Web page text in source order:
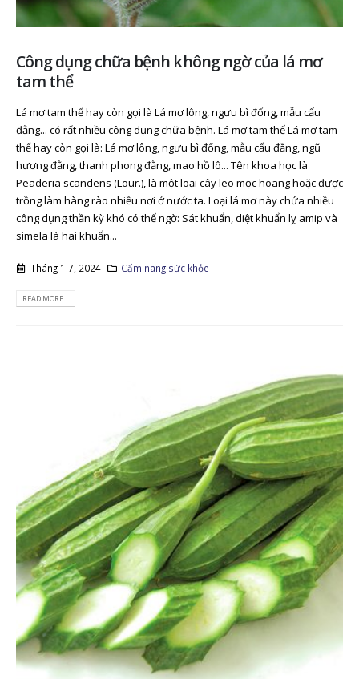
Công dụng chữa bệnh không ngờ của lá mơ
tam thể
Lá mơ tam thể hay còn gọi là Lá mơ lông, ngưu bì đống, mẫu cẩu
đằng... có rất nhiều công dụng chữa bệnh. Lá mơ tam thể Lá mơ tam
thể hay còn gọi là: Lá mơ lông, ngưu bì đống, mẫu cẩu đằng, ngũ
hương đằng, thanh phong đằng, mao hồ lô... Tên khoa học là
Peaderia scandens (Lour.), là một loại cây leo mọc hoang hoặc được
trồng làm hàng rào nhiều nơi ở nước ta. Loại lá mơ này chứa nhiều
công dụng thần kỳ khó có thể ngờ: Sát khuẩn, diệt khuẩn lỵ amip và
simela là hai khuẩn...
Tháng 1 7, 2024 Cẩm nang sức khỏe
READ MORE...